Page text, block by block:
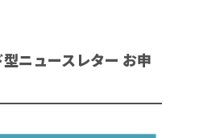
ニュースレター お申